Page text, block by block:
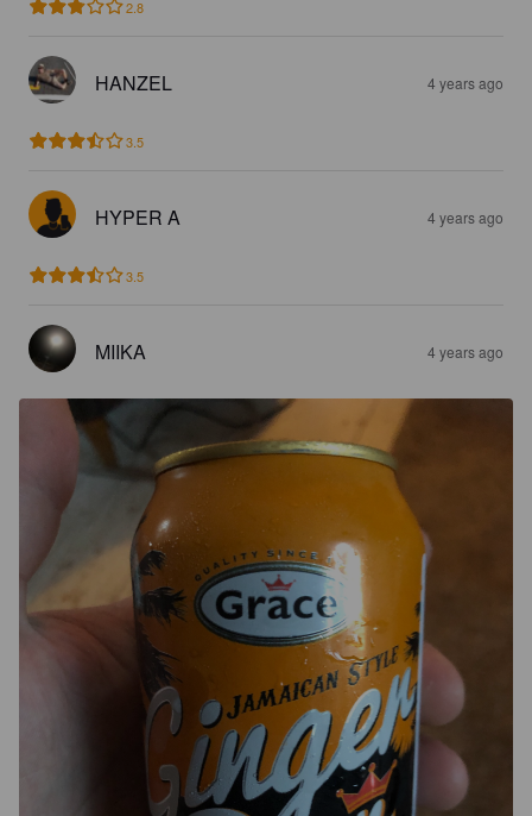
2.8
HANZEL 4 years ago
3.5
HYPER A 4 years ago
3.5
MIIKA 4 years ago